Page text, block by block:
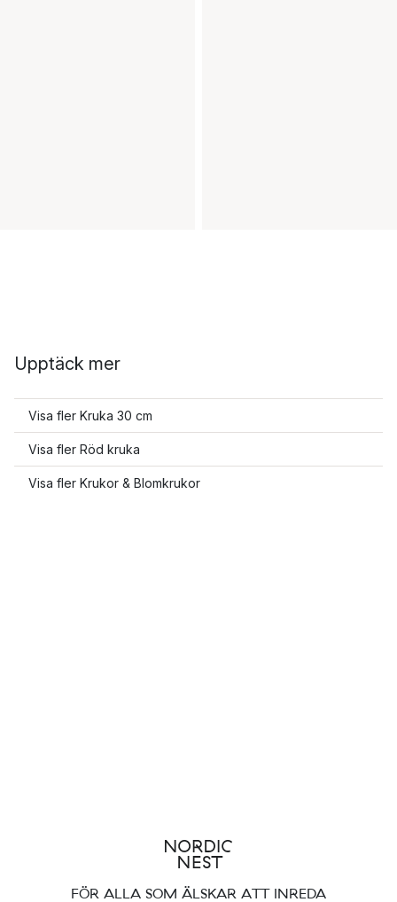
Upptäck mer
Visa fler Kruka 30 cm
Visa fler Röd kruka
Visa fler Krukor & Blomkrukor
FÖR ALLA SOM ÄLSKAR ATT INREDA